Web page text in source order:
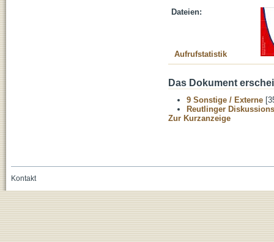
Dateien:
Aufrufstatistik
Das Dokument
9 Sonstige / Externe
Reutlinger
Zur Kurzanzeige
Kontakt